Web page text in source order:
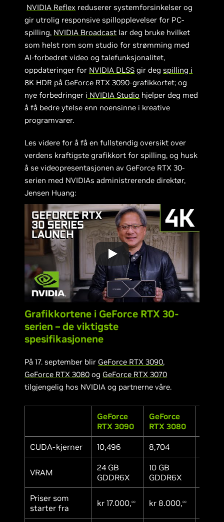
NVIDIA Reflex reduserer systemforsinkelser og
gir utrolig responsive spillopplevelser for PC-
spilling, NVIDIA Broadcast lar deg bruke hvilket
som helst rom som studio for strømming med
AI-forbedret video og talefunksjonalitet,
oppdateringer for NVIDIA DLSS gir degspilling i
8K HDR på GeForce RTX 3090-grafikkortet; og
nye forbedringer i NVIDIA Studio hjelper deg med
å få bedre ytelse enn noensinne i kreative
programvarer.
Les videre for å få en fullstendig oversikt over
verdens kraftigste grafikkort for spilling, og husk
å se videopresentasjonen av GeForce RTX 30-
serien med NVIDIAs administrerende direktør,
Jensen Huang:
Grafikkortene i GeForce RTX 30-
serien – de viktigste
spesifikasjonene
På 17. september blir GeForce RTX 3090,
GeForce RTX 3080 og GeForce RTX 3070
tilgjengelig hos NVIDIA og partnerne våre.
GeForce
RTX 3090
GeForce
RTX 3080
CUDA-kjerner 10,496 8,704
VRAM
24 GB
GDDR6X
10 GB
GDDR6X
Priser som
starter fra
kr 17.000,00 kr 8.000,00